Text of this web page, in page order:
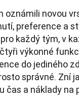
oznámili novou
preference a
každý tým, v
výkonné
do jediného
správné. Zní
čas a náklady na